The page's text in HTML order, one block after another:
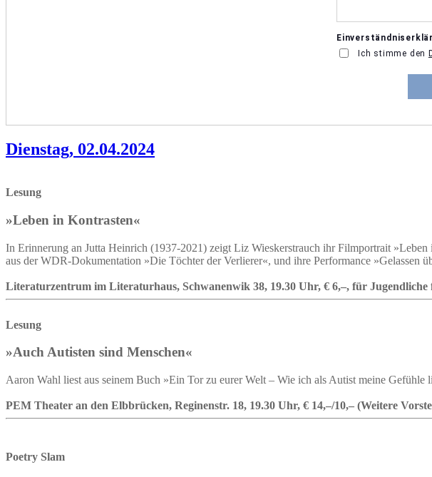
Dienstag, 02.04.2024
Lesung
»Leben in Kontrasten«
In Erinnerung an Jutta Heinrich (1937-2021) zeigt Liz Wieskerstrauch ihr Filmportrait
aus der WDR-Dokumentation »Die Töchter der Verlierer«, und ihre Performance »Gelassen
Literaturzentrum im Literaturhaus, Schwanenwik 38, 19.30 Uhr, € 6,–, für Jugendliche
Lesung
»Auch Autisten sind Menschen«
Aaron Wahl liest aus seinem Buch »Ein Tor zu eurer Welt – Wie ich als Autist meine
PEM Theater an den Elbbrücken, Reginenstr. 18, 19.30 Uhr, € 14,–/10,– (Weitere
Poetry Slam